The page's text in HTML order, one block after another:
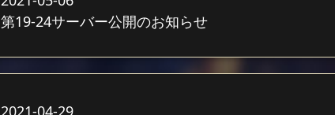
第19-24サーバー公開のお知らせ